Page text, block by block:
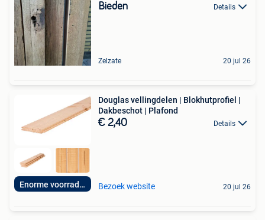
Bieden Details
Zelzate 20 jul 26
Enorme voorraden!
Douglas vellingdelen | Blokhutprofiel |
Dakbeschot | Plafond
€ 2,40 Details
Bezoek website 20 jul 26